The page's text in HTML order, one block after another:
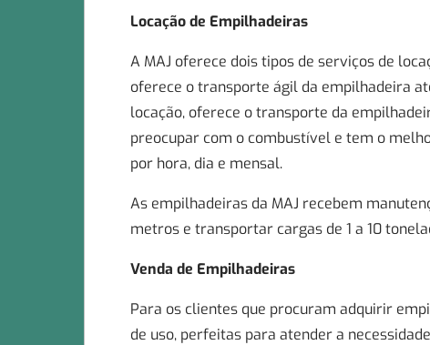
Locação de Empilhadeiras
A MAJ oferece dois tipos de serviços de
oferece o transporte ágil da empilhadeira
locação, oferece o transporte da
preocupar com o combustível e tem o
por hora, dia e mensal.
As empilhadeiras da MAJ recebem
metros e transportar cargas de 1 a 10
Venda de Empilhadeiras
Para os clientes que procuram adquirir
de uso, perfeitas para atender a